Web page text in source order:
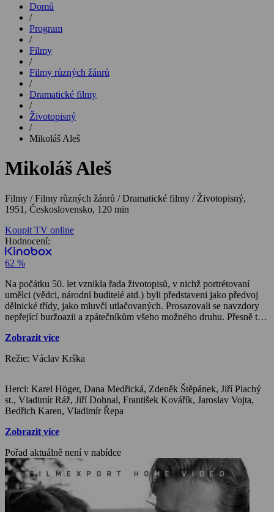
Domů
/
Program
/
Filmy
/
Filmy různých žánrů
/
Dramatické filmy
/
Životopisný
/
Mikoláš Aleš
Mikoláš Aleš
Filmy / Filmy různých žánrů / Dramatické filmy / Životopisný,
1951, Československo, 120 min
Koupit TV online
Hodnocení:
62 %
Na počátku 50. let vznikla řada životopisů, v nichž portrétovaní
umělci (vědci, národní buditelé atd.) byli představeni jako předvoj
dělnické třídy, jako mluvčí utlačovaných. Prosazovali se navzdory
nepřející buržoazii a zpátečníkům všeho možného druhu. Přesně tak
režiséra Václava Kršky získal aspoň věrohodně polidštěné rysy.
bez přehnaných karikujících prvků film se soustředí na období, kdy
Šamberka byl původně obsazen Otomar Korbelář (byl nahrazen
Jiřím Steimarem).
Zobrazit více
Režie: Václav Krška
Herci: Karel Höger, Dana Medřická, Zdeněk Štěpánek, Jiří Plachý
st., Vladimír Ráž, Jiří Dohnal, František Kovářík, Jaroslav Vojta,
Bedřich Karen, Vladimír Řepa
Zobrazit více
Pořad aktuálně není v nabídce